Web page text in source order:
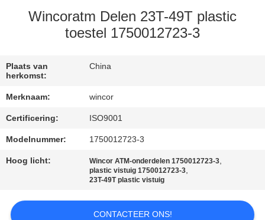
KWALITEITSCONTROLE
CONTACT
ONS
OP
NIEUWS
GEVALLEN
Wincoratm Delen 23T-49T plastic
toestel 1750012723-3
Plaats van
herkomst:
China
Merknaam: wincor
Certificering: ISO9001
Modelnummer: 1750012723-3
Hoog licht: Wincor ATM-onderdelen 1750012723-3,
plastic vistuig 1750012723-3,
23T-49T plastic vistuig
CONTACTEER ONS!